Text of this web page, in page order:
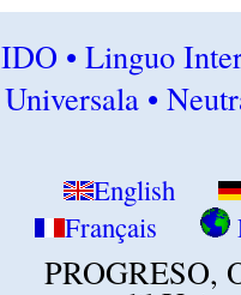
IDO • Linguo
Universala •
English
Français
PROGRESO,